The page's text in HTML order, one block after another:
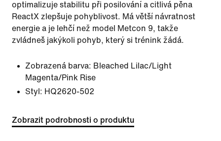
optimalizuje stabilitu při posilování a citlivá pěna
ReactX zlepšuje pohyblivost. Má větší návratnost
energie a je lehčí než model Metcon 9, takže
zvládneš jakýkoli pohyb, který si trénink žádá.
Zobrazená barva: Bleached Lilac/Light
Magenta/Pink Rise
Styl: HQ2620-502
Zobrazit podrobnosti o produktu